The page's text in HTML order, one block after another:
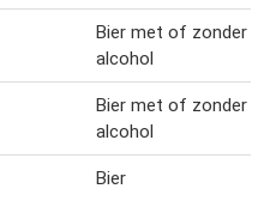
Bier met of zonder
alcohol
Bier met of zonder
alcohol
Bier